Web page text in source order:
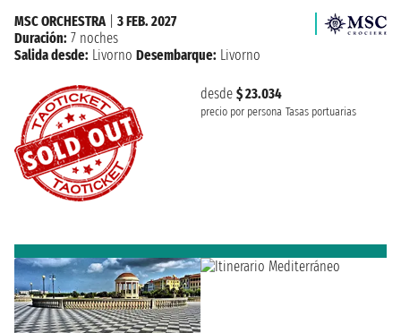
desde $ 23.034
precio por persona Tasas portuarias
MSC ORCHESTRA| 3 FEB. 2027
Duración: 7 noches
Salida desde: Livorno Desembarque: Livorno